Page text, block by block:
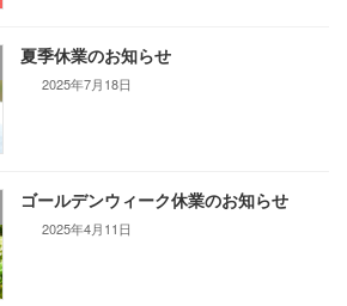
夏季休業のお知らせ
2025年7月18日
ゴールデンウィーク休業のお知らせ
2025年4月11日